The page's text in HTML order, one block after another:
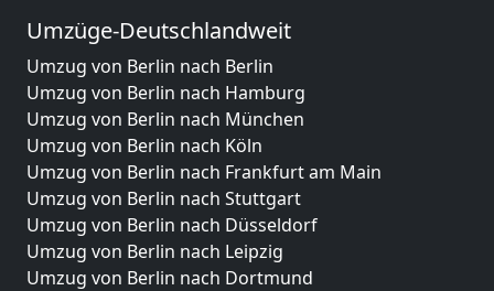
Umzüge-Deutschlandweit
Umzug von Berlin nach Berlin
Umzug von Berlin nach Hamburg
Umzug von Berlin nach München
Umzug von Berlin nach Köln
Umzug von Berlin nach Frankfurt am Main
Umzug von Berlin nach Stuttgart
Umzug von Berlin nach Düsseldorf
Umzug von Berlin nach Leipzig
Umzug von Berlin nach Dortmund